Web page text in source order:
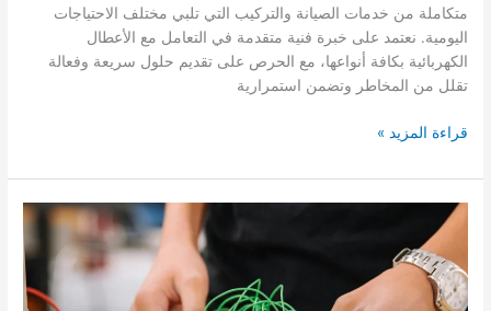
متكاملة من خدمات الصيانة والتركيب التي تلبي مختلف الاحتياجات
اليومية. نعتمد على خبرة فنية متقدمة في التعامل مع الأعطال
الكهربائية بكافة أنواعها، مع الحرص على تقديم حلول سريعة وفعالة
تقلل من المخاطر وتضمن استمرارية
فني
ضاحية
صباح
الناصر
قراءة المزيد »